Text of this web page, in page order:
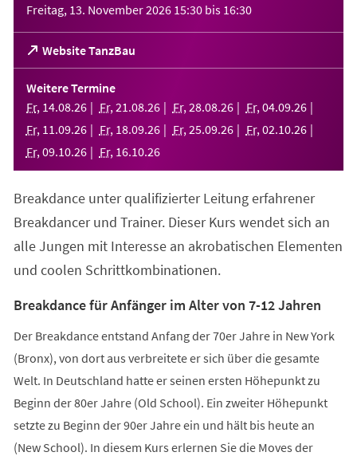
Freitag, 13. November 2026 15:30 bis 16:30
Website TanzBau
(Öffnet
in
einem
neuen
Tab)
Weitere Termine
Fr, 14.08.26 Fr, 21 .08.26 Fr, 28.08.26 Fr, 04.09.26
Fr, 11 .09.26 Fr, 18.09.26 Fr, 25.09.26 Fr, 02.10.26
Fr, 09.10.26 Fr, 16.10.26
Breakdance unter qualifizierter Leitung erfahrener
Breakdancer und Trainer. Dieser Kurs wendet sich an
alle Jungen mit Interesse an akrobatischen Elementen
und coolen Schrittkombinationen.
Breakdance für Anfänger im Alter von 7-12 Jahren
Der Breakdance entstand Anfang der 70er Jahre in New York
(Bronx), von dort aus verbreitete er sich über die gesamte
Welt. In Deutschland hatte er seinen ersten Höhepunkt zu
Beginn der 80er Jahre (Old School). Ein zweiter Höhepunkt
setzte zu Beginn der 90er Jahre ein und hält bis heute an
(New School). In diesem Kurs erlernen Sie die Moves der